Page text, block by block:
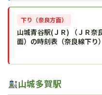
下り（奈良方面）
山城青谷駅(ＪＲ) （ＪＲ
面）の時刻表（奈良線下り）
山城多賀駅